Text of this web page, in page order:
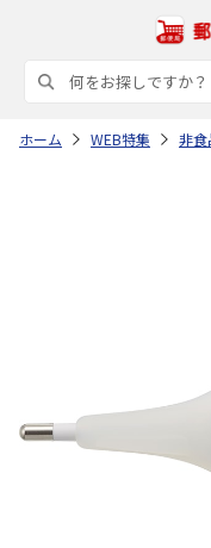
ホーム WEB特集 非食